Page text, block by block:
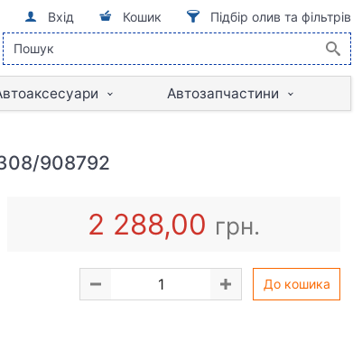
Вхід Кошик Підбір олив та фільтрів
Автозапчастини
908792
2 288,00 грн.
До кошика